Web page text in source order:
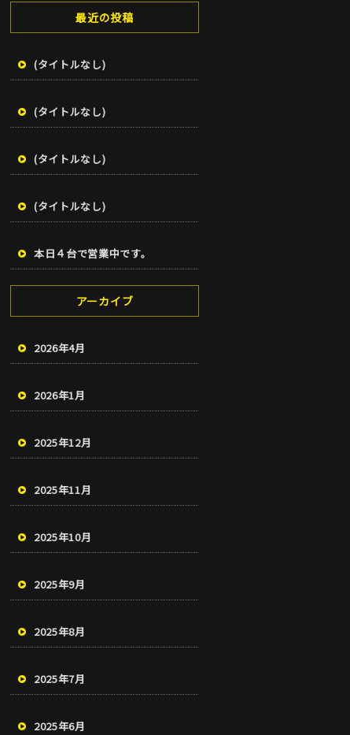
最近の投稿
(タイトルなし)
(タイトルなし)
(タイトルなし)
(タイトルなし)
本日４台で営業中です。
アーカイブ
2026年4月
2026年1月
2025年12月
2025年11月
2025年10月
2025年9月
2025年8月
2025年7月
2025年6月